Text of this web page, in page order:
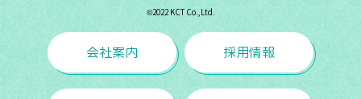
©︎2022 KCT Co.,Ltd.
会社案内 採用情報